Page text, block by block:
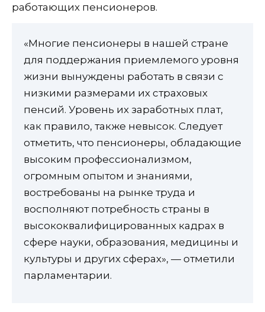
работающих пенсионеров.
«Многие пенсионеры в нашей стране
для поддержания приемлемого уровня
жизни вынуждены работать в связи с
низкими размерами их страховых
пенсий. Уровень их заработных плат,
как правило, также невысок. Следует
отметить, что пенсионеры, обладающие
высоким профессионализмом,
огромным опытом и знаниями,
востребованы на рынке труда и
восполняют потребность страны в
высококвалифицированных кадрах в
сфере науки, образования, медицины и
культуры и других сферах», — отметили
парламентарии.